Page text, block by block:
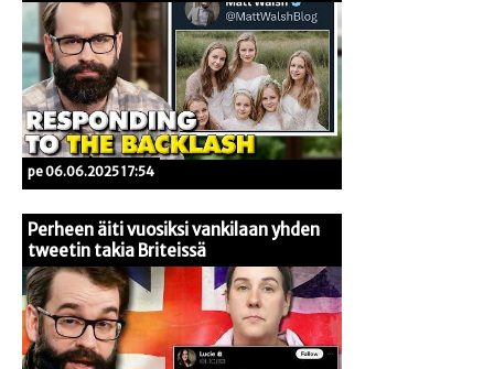
pe 06.06.2025 17:54
Perheen äiti vuosiksi vankilaan yhden
tweetin takia Briteissä